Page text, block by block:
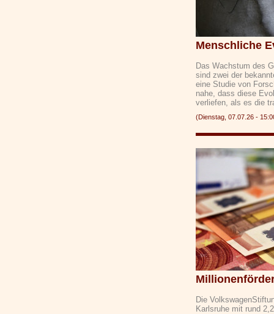
Menschliche
Das Wachstum des
sind zwei der
eine Studie von
nahe, dass diese
verliefen, als es die
(Dienstag, 07.07.26 -
Die
Karlsruhe mit rund